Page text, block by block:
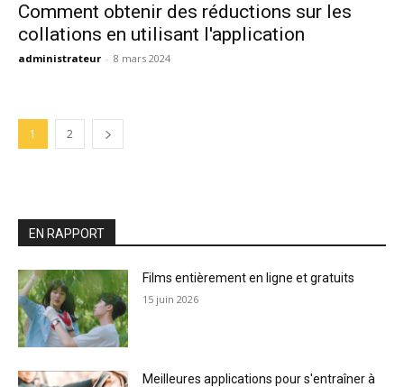
Comment obtenir des réductions sur les
collations en utilisant l'application
administrateur - 8 mars 2024
1 2
EN RAPPORT
Films entièrement en ligne et gratuits
15 juin 2026
Meilleures applications pour s'entraîner à